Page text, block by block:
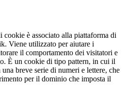
cookie è associato alla piattaforma di
Viene utilizzato per aiutare i
il comportamento dei visitatori e
È un cookie di tipo pattern, in cui il
breve serie di numeri e lettere, che
per il dominio che imposta il